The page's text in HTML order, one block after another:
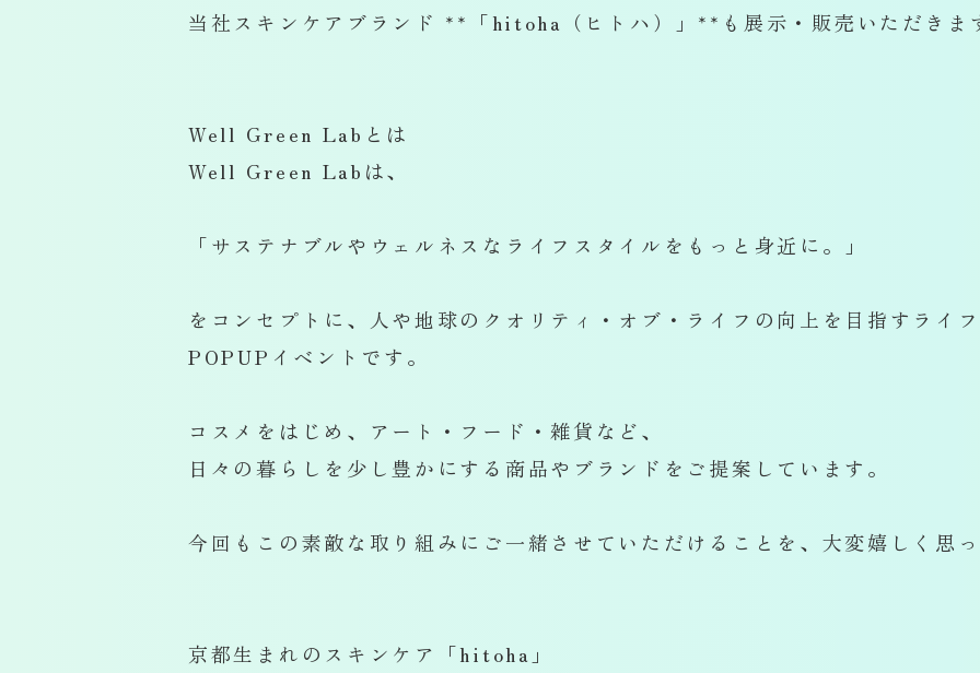
当社スキンケアブランド **「hitoha（ヒトハ）」**も展示・販売いただきま
Well Green Labとは
Well Green Labは、
「サステナブルやウェルネスなライフスタイルをもっと身近に。」
をコンセプトに、人や地球のクオリティ・オブ・ライフの向上を目指すライ
POPUPイベントです。
コスメをはじめ、アート・フード・雑貨など、
日々の暮らしを少し豊かにする商品やブランドをご提案しています。
今回もこの素敵な取り組みにご一緒させていただけることを、大変嬉しく思
京都生まれのスキンケア「hitoha」